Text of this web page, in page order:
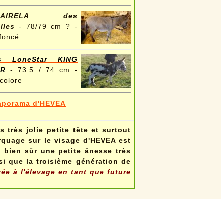
des
- 78/79 cm ? -
LoneStar KING
- 73.5 / 74 cm -
d'HEVEA
très jolie petite tête et surtout
sur le visage d'HEVEA est
sûr une petite ânesse très
que la troisième génération de
à l'élevage en tant que future